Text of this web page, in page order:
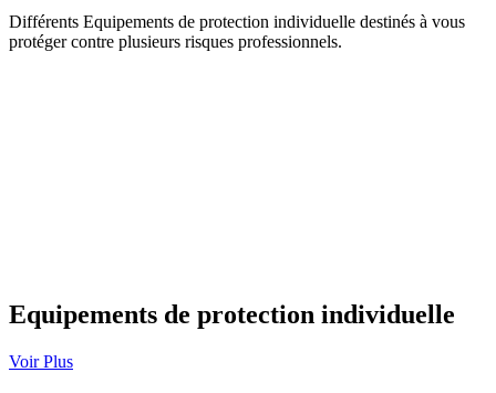
Différents Equipements de protection individuelle destinés à vous
protéger contre plusieurs risques professionnels.
Equipements de protection individuelle
Voir Plus